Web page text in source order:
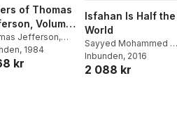
of Thomas
Volume
Jefferson,
P. Boyd
, 1984
kr
Isfahan Is Half the
World
Sayyed Mohammed
Jamalzadeh,W.
Inbunden, 2016
2 088 kr